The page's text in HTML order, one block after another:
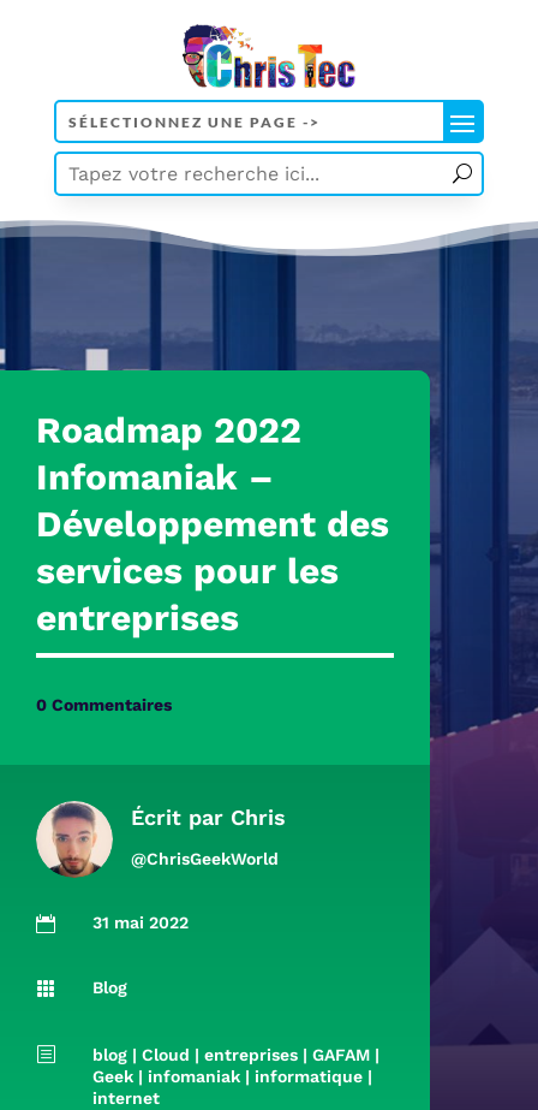
Roadmap 2022
Infomaniak –
Développement des
services pour les
entreprises
0 Commentaires
Écrit par Chris
@ChrisGeekWorld
 31 mai 2022
 Blog
b blog |Cloud |entreprises |GAFAM |
Geek |infomaniak |informatique |
internet